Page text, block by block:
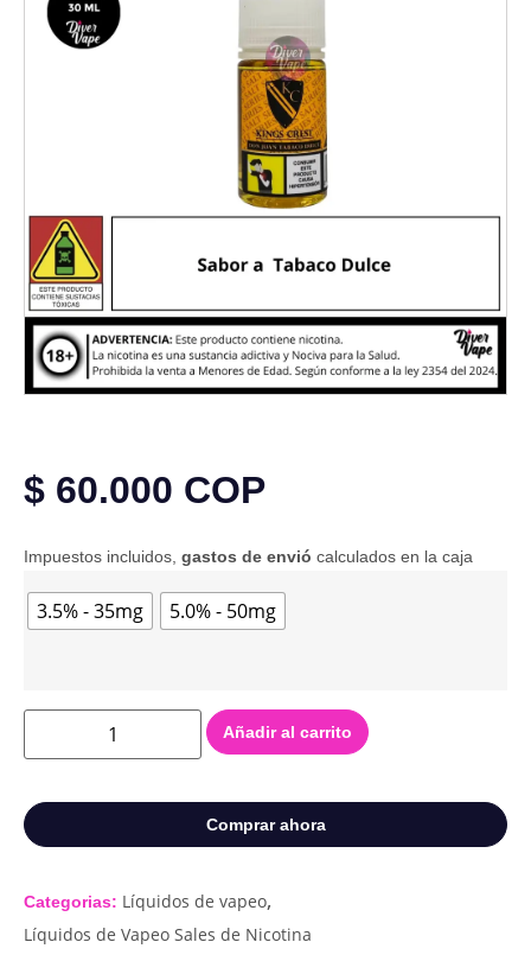
$ 60.000 COP
Impuestos incluidos, gastos de envió calculados en la caja
3.5% - 35mg 5.0% - 50mg
Añadir al carrito
Comprar ahora
Categorias: Líquidos de vapeo,
Líquidos de Vapeo Sales de Nicotina